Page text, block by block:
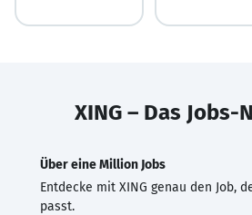
XING – Das Jobs-
Über eine Million Jobs
Entdecke mit XING genau den Job,
passt.